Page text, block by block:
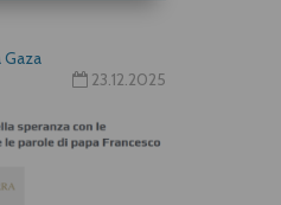
Gaza
23.12.2025